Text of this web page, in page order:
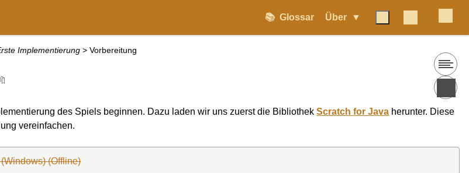
📚 Glossar Über
Implementierung > Vorbereitung
🔖
des Spiels beginnen. Dazu laden wir uns zuerst die BibliothekScratch for Java herunter. Diese
vereinfachen.
(Offline)